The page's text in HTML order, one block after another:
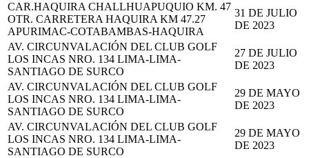
CAR.HAQUIRA CHALLHUAPUQUIO KM. 47
OTR. CARRETERA HAQUIRA KM 47.27
APURIMAC-COTABAMBAS-HAQUIRA
31 DE JULIO
DE 2023
AV. CIRCUNVALACIÓN DEL CLUB GOLF
LOS INCAS NRO. 134 LIMA-LIMA-
SANTIAGO DE SURCO
27 DE JULIO
DE 2023
AV. CIRCUNVALACIÓN DEL CLUB GOLF
LOS INCAS NRO. 134 LIMA-LIMA-
SANTIAGO DE SURCO
29 DE MAYO
DE 2023
AV. CIRCUNVALACIÓN DEL CLUB GOLF
LOS INCAS NRO. 134 LIMA-LIMA-
SANTIAGO DE SURCO
29 DE MAYO
DE 2023